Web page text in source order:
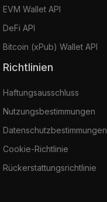
EVM Wallet API
DeFi API
Bitcoin (xPub) Wallet API
Richtlinien
Haftungsausschluss
Nutzungsbestimmungen
Datenschutzbestimmungen
Cookie-Richtlinie
Rückerstattungsrichtlinie